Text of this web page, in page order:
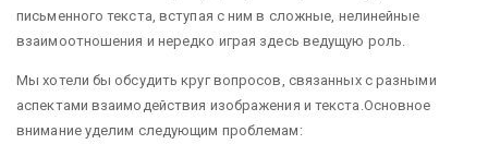
письменного текста, вступая с ним в сложные, нелинейные
взаимоотношения и нередко играя здесь ведущую роль.
Мы хотели бы обсудить круг вопросов, связанных с разными
аспектами взаимодействия изображения и текста.Основное
внимание уделим следующим проблемам: